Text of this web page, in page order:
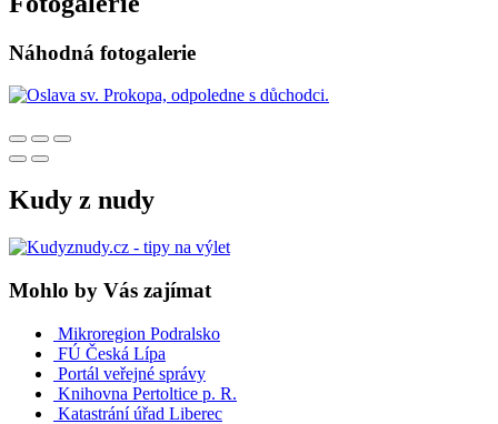
Náhodná fotogalerie
Kudy z nudy
Mohlo by Vás zajímat
Mikroregion Podralsko
FÚ Česká Lípa
Portál veřejné správy
Knihovna Pertoltice p. R.
Katastrání úřad Liberec